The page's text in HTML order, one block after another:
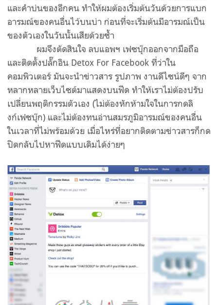
และคำบ่นของอีกคน ทำให้ผมต้องเริ่มต้นวันด้วยการแบก
อารมณ์ของคนอื่นไว้บนบ่า ก่อนที่จะเริ่มต้นมีอารมณ์เป็น
ของตัวเองในวันนั้นเสียด้วยซ้ำ
ผมจึงตัดสินใจ ลบแอพฯ เฟซบุ๊กออกจากมือถือ
และติดตั้งปลั๊กอิน Detox For Facebook ที่ว่าใน
คอมพิวเตอร์ มันจะนำข่าวสาร รูปภาพ งานดีไซน์ดีๆ จาก
หลากหลายเว็บไซต์มาแสดงบนฟีด ทำให้เราไม่ต้องปรับ
เปลี่ยนพฤติกรรมตัวเอง (ไม่ต้องหักห้ามใจในการกดลิ
งก์เฟซบุ๊ก) และไม่ต้องทนอ่านสมรภูมิอารมณ์ของคนอื่น
ในเวลาที่ไม่พร้อมด้วย เมื่อไหร่ที่อยากติดตามข่าวสารก็กด
ปิดกลับไปหาฟีดแบบเดิมได้ง่ายๆ